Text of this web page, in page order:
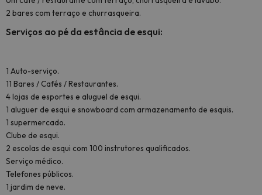
2 bares com terraço e churrasqueira.
Serviços ao pé da estância de esqui:
1 Auto-serviço.
11 Bares / Cafés / Restaurantes.
4 lojas de esportes e aluguel de esqui.
1 aluguer de esqui e snowboard com armazenamento de esquis.
1 supermercado.
Clube de esqui.
2 escolas de esqui com 100 instrutores qualificados.
Serviço médico.
Telefones públicos.
1 jardim de neve.